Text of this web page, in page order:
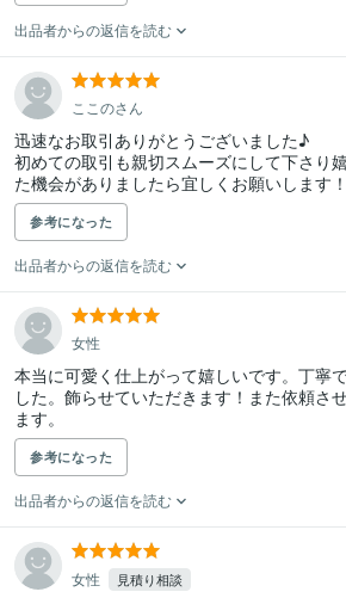
出品者からの返信を読む
ここのさん
迅速なお取引ありがとうございました♪
初めての取引も親切スムーズにして下さり
た機会がありましたら宜しくお願いします！
参考になった
出品者からの返信を読む
女性
本当に可愛く仕上がって嬉しいです。丁寧
した。飾らせていただきます！また依頼さ
ます。
参考になった
出品者からの返信を読む
女性 見積り相談